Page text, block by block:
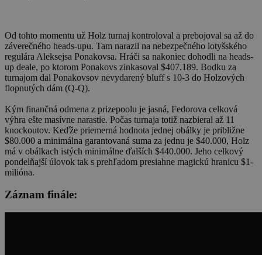
Od tohto momentu už Holz turnaj kontroloval a prebojoval sa až do
záverečného heads-upu. Tam narazil na nebezpečného lotyšského
regulára Aleksejsa Ponakovsa. Hráči sa nakoniec dohodli na heads-
up deale, po ktorom Ponakovs zinkasoval $407.189. Bodku za
turnajom dal Ponakovsov nevydarený bluff s 10-3 do Holzových
flopnutých dám (Q-Q).
Kým finančná odmena z prizepoolu je jasná, Fedorova celková
výhra ešte masívne narastie. Počas turnaja totiž nazbieral až 11
knockoutov. Keďže priemerná hodnota jednej obálky je približne
$80.000 a minimálna garantovaná suma za jednu je $40.000, Holz
má v obálkach istých minimálne ďalších $440.000. Jeho celkový
pondelňajší úlovok tak s prehľadom presiahne magickú hranicu $1-
milióna.
Záznam finále: